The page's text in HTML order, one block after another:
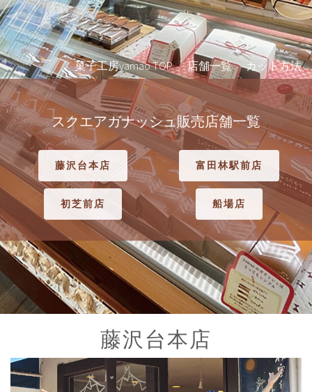
菓子工房yamao TOP 店舗一覧 カット方法
スクエアガナッシュ販売店舗一覧
藤沢台本店 富田林駅前店
初芝前店 船場店
藤沢台本店